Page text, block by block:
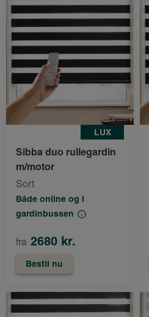
LUX
Sibba duo rullegardin
m/motor
Sort
Både online og i
gardinbussen
fra 2680 kr.
Bestil nu